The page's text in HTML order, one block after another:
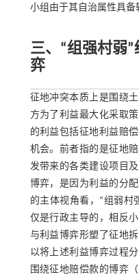
小组由于其自治属性具备
三、“组强村弱
弈
征地冲突本质上是围绕
方为了利益最大化采取
的利益包括征地利益赔
机会。前者指的是征地
发带来的各类建设项目
博弈，是因为利益的分
的主体视角看，“组弱村
仅是行政主导的，相反
与利益博弈形塑了征地
以将上述利益博弈过程
围绕征地赔偿款的博弈